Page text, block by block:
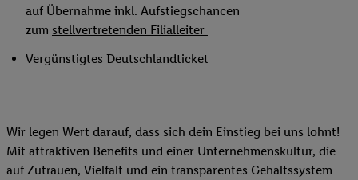
auf Übernahme inkl. Aufstiegschancen
zum stellvertretenden Filialleiter
Vergünstigtes Deutschlandticket
Wir legen Wert darauf, dass sich dein Einstieg bei uns lohnt!
Mit attraktiven Benefits und einer Unternehmenskultur, die
auf Zutrauen, Vielfalt und ein transparentes Gehaltssystem